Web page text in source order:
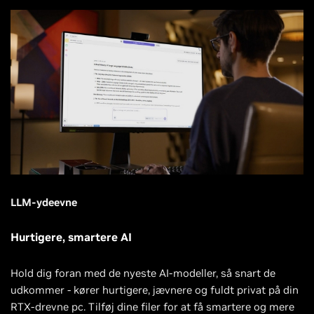
LLM-ydeevne
Hurtigere, smartere AI
Hold dig foran med de nyeste AI-modeller, så snart de
udkommer - kører hurtigere, jævnere og fuldt privat på din
RTX-drevne pc. Tilføj dine filer for at få smartere og mere